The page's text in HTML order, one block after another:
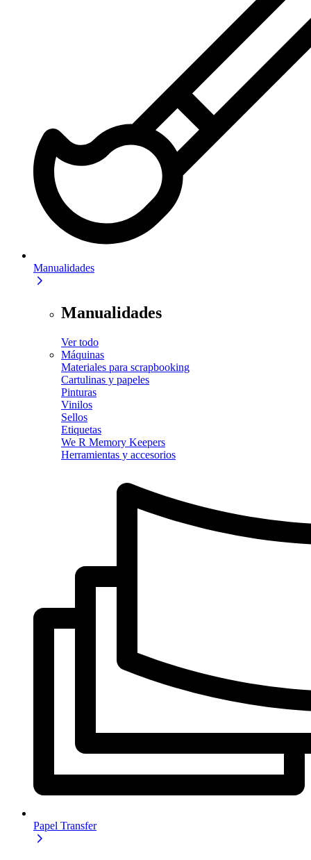
Manualidades
Manualidades
Ver todo
Máquinas
Materiales para scrapbooking
Cartulinas y papeles
Pinturas
Vinilos
Sellos
Etiquetas
We R Memory Keepers
Herramientas y accesorios
Papel Transfer